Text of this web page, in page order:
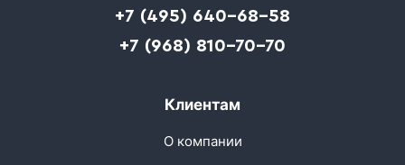
+7 (495) 640-68-58
+7 (968) 810-70-70
Клиентам
О компании